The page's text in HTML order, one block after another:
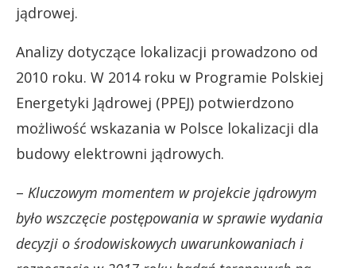
jądrowej.
Analizy dotyczące lokalizacji prowadzono od
2010 roku. W 2014 roku w Programie Polskiej
Energetyki Jądrowej (PPEJ) potwierdzono
możliwość wskazania w Polsce lokalizacji dla
budowy elektrowni jądrowych.
– Kluczowym momentem w projekcie jądrowym
było wszczęcie postępowania w sprawie wydania
decyzji o środowiskowych uwarunkowaniach i